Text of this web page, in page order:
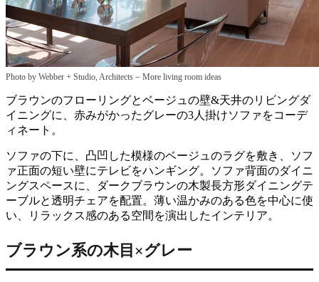
Photo by Webber + Studio, Architects – More living room ideas
ブラウンのフローリングとベージュの壁&天井のリビングダ
イニングに、赤みがかったグレーの3人掛けソファをコーデ
ィネート。
ソファの下に、凸凹した模様のベージュのラグを敷き、ソフ
ァ正面の短い壁にテレビをハンギング。ソファ背面のダイニ
ングスペースに、ダークブラウンの木製長方形ダイニングテ
ーブルと透明チェアを配置。薄い温かみのある色を中心に使
い、リラックス感のある空間を演出したインテリア。
ブラウン系の木目×グレー